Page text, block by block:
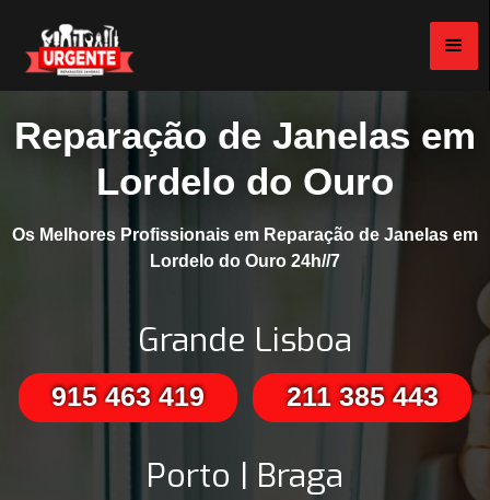
Reparação de Janelas em
Lordelo do Ouro
Os Melhores Profissionais em Reparação de Janelas em
Lordelo do Ouro 24h//7
Grande Lisboa
915 463 419 211 385 443
Porto | Braga